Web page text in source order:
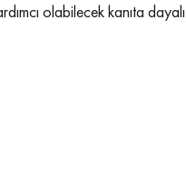
olabilecek kanıta dayalı